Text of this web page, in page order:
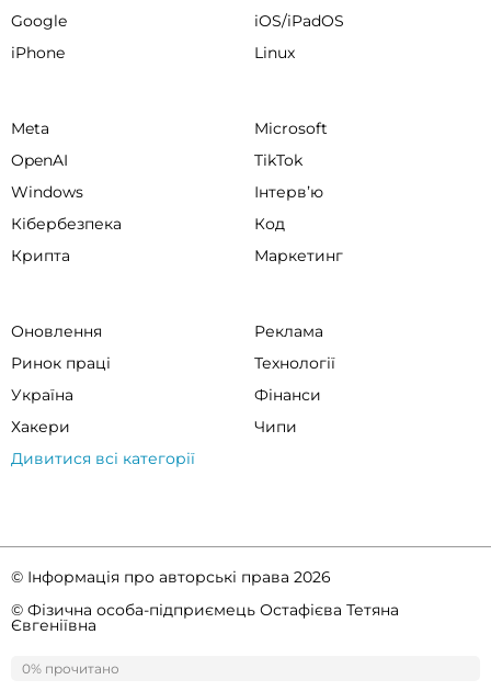
0% прочитано
0%
Google
iOS/iPadOS
iPhone
Linux
Meta
Microsoft
OpenAI
TikTok
Windows
Інтервʼю
Кібербезпека
Код
Крипта
Маркетинг
Оновлення
Реклама
Ринок праці
Технології
Україна
Фінанси
Хакери
Чипи
Дивитися всі категорії
© Інформація про авторські права 2026
© Фізична особа-підприємець Остафієва Тетяна
Євгеніївна
Правила спільноти